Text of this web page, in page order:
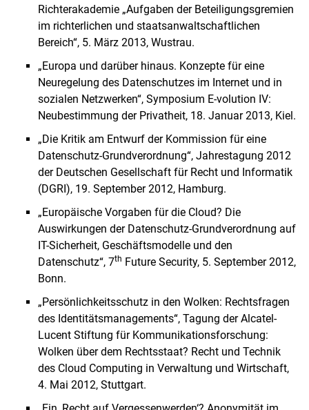
Richterakademie „Aufgaben der Beteiligungsgremien
im richterlichen und staatsanwaltschaftlichen
Bereich“, 5. März 2013, Wustrau.
„Europa und darüber hinaus. Konzepte für eine
Neuregelung des Datenschutzes im Internet und in
sozialen Netzwerken“, Symposium E-volution IV:
Neubestimmung der Privatheit, 18. Januar 2013, Kiel.
„Die Kritik am Entwurf der Kommission für eine
Datenschutz-Grundverordnung“, Jahrestagung 2012
der Deutschen Gesellschaft für Recht und Informatik
(DGRI), 19. September 2012, Hamburg.
„Europäische Vorgaben für die Cloud? Die
Auswirkungen der Datenschutz-Grundverordnung auf
IT-Sicherheit, Geschäftsmodelle und den
Datenschutz“, 7th Future Security, 5. September 2012,
Bonn.
„Persönlichkeitsschutz in den Wolken: Rechtsfragen
des Identitätsmanagements“, Tagung der Alcatel-
Lucent Stiftung für Kommunikationsforschung:
Wolken über dem Rechtsstaat? Recht und Technik
des Cloud Computing in Verwaltung und Wirtschaft,
4. Mai 2012, Stuttgart.